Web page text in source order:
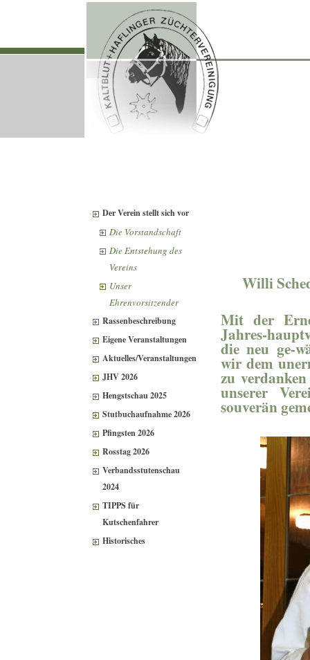
Der Verein stellt sich vor
Die Vorstandschaft
Die Entstehung des
Vereins
Unser
Ehrenvorsitzender
Rassenbeschreibung
Eigene Veranstaltungen
Aktuelles/Veranstaltungen
JHV 2026
Hengstschau 2025
Stutbuchaufnahme 2026
Pfingsten 2026
Rosstag 2026
Verbandsstutenschau
2024
TIPPS für
Kutschenfahrer
Historisches
Willi
Mit der
Jahres-
die neu ge-
wir dem
zu
unserer
souverän